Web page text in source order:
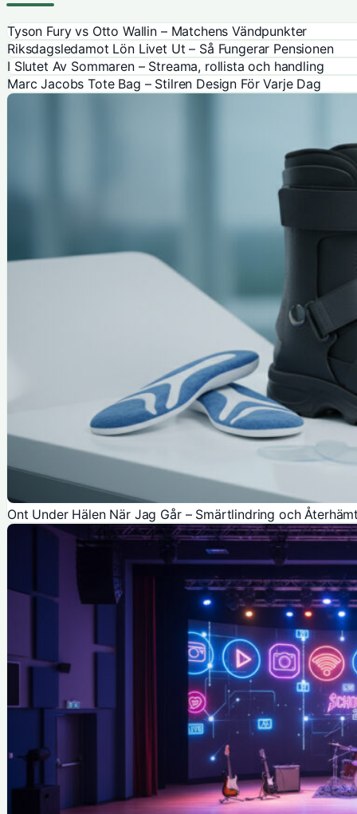
Tyson Fury vs Otto Wallin – Matchens Vändpunkter
Riksdagsledamot Lön Livet Ut – Så Fungerar Pensionen
I Slutet Av Sommaren – Streama, rollista och handling
Marc Jacobs Tote Bag – Stilren Design För Varje Dag
Ont Under Hälen När Jag Går – Smärtlindring och